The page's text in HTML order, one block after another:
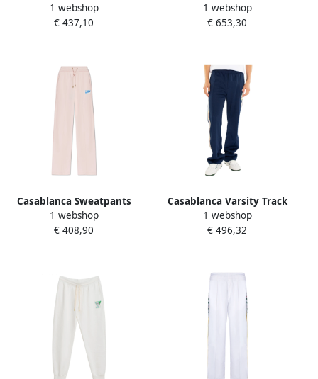
wijde pijpen Black Dames
1 webshop
€ 437,10
Geborduurde Jogger Broek
Green Heren
1 webshop
€ 653,30
Casablanca Sweatpants
Pink Dames
1 webshop
€ 408,90
Casablanca Varsity Track
Pants voor heren Blue
Heren
1 webshop
€ 496,32